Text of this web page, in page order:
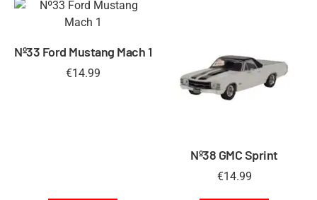
Nº33 Ford Mustang Mach 1
€14.99
Nº38 GMC Sprint
€14.99